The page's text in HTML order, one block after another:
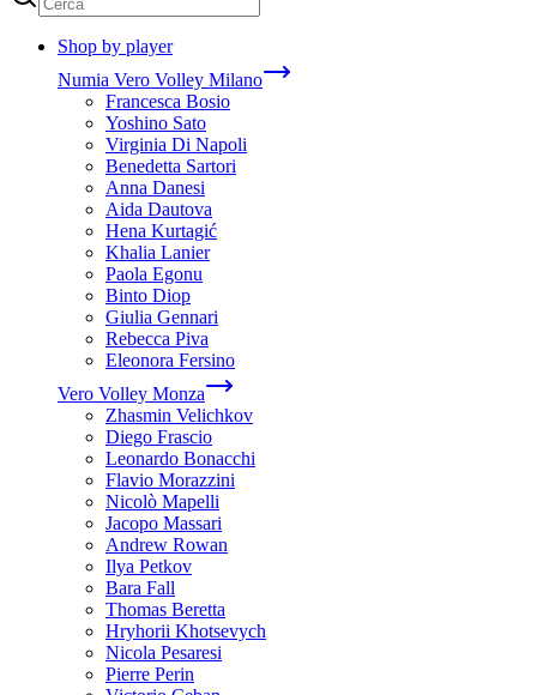
Shop by player
Numia Vero Volley Milano
Francesca Bosio
Yoshino Sato
Virginia Di Napoli
Benedetta Sartori
Anna Danesi
Aida Dautova
Hena Kurtagić
Khalia Lanier
Paola Egonu
Binto Diop
Giulia Gennari
Rebecca Piva
Eleonora Fersino
Vero Volley Monza
Zhasmin Velichkov
Diego Frascio
Leonardo Bonacchi
Flavio Morazzini
Nicolò Mapelli
Jacopo Massari
Andrew Rowan
Ilya Petkov
Bara Fall
Thomas Beretta
Hryhorii Khotsevych
Nicola Pesaresi
Pierre Perin